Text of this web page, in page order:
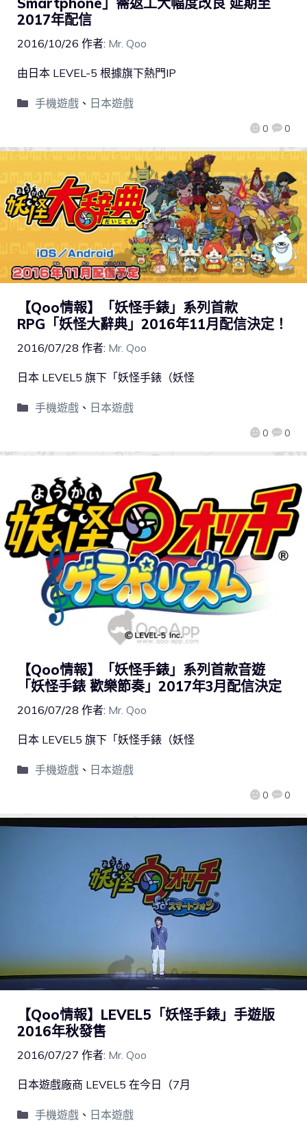
2017年配信
2016/10/26 作者: Mr. Qoo
0 0
由日本 LEVEL-5 根據旗下熱門IP
手機遊戲、 日本遊戲
【Qoo情報】「妖怪手錶」系列首款
RPG「妖怪大辭典」2016年11月配信決定！
2016/07/28 作者: Mr. Qoo
0 0
日本 LEVEL5 旗下「妖怪手錶（妖怪
手機遊戲、 日本遊戲
【Qoo情報】「妖怪手錶」系列首款音遊
「妖怪手錶 歡樂節奏」2017年3月配信決定
2016/07/28 作者: Mr. Qoo
0 0
日本 LEVEL5 旗下「妖怪手錶（妖怪
手機遊戲、 日本遊戲
【Qoo情報】LEVEL5「妖怪手錶」手遊版
2016年秋發售
2016/07/27 作者: Mr. Qoo
日本遊戲廠商 LEVEL5 在今日（7月
手機遊戲、 日本遊戲